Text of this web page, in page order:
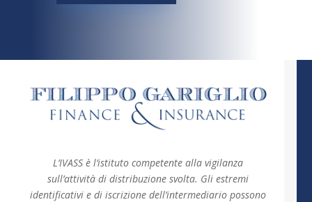
L’IVASS è l’istituto competente alla vigilanza
sull’attività di distribuzione svolta. Gli estremi
identificativi e di iscrizione dell’intermediario possono